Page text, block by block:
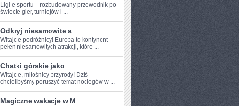
Ligi e-sportu – rozbudowany przewodnik po
świecie gier, turniejów i ...
Odkryj niesamowite a
Witajcie podróżnicy! Europa⁣ to kontynent
pełen niesamowitych‌ atrakcji, które ...
Chatki górskie jako
Witajcie, ‍miłośnicy przyrody! Dziś
chcielibyśmy‍ poruszyć‌ temat noclegów w ...
Magiczne wakacje w M